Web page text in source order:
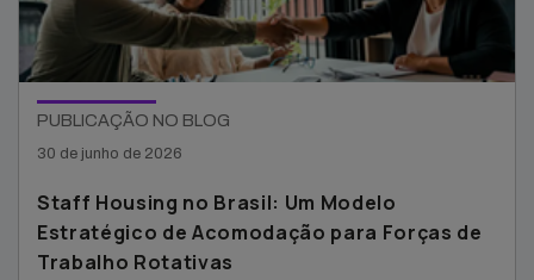
PUBLICAÇÃO NO BLOG
30 de junho de 2026
Staff Housing no Brasil: Um Modelo
Estratégico de Acomodação para Forças de
Trabalho Rotativas